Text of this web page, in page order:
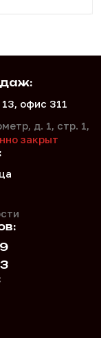
офис 311
д. 1, стр. 1,
закрыт